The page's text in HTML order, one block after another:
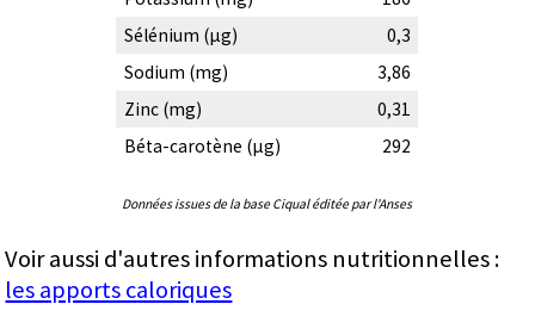
Sélénium (µg)
0,3
Sodium (mg)
3,86
Zinc (mg)
0,31
Béta-carotène (µg)
292
Données issues de la base Ciqual éditée par l'Anses
Voir aussi d'autres informations nutritionnelles :
les apports caloriques